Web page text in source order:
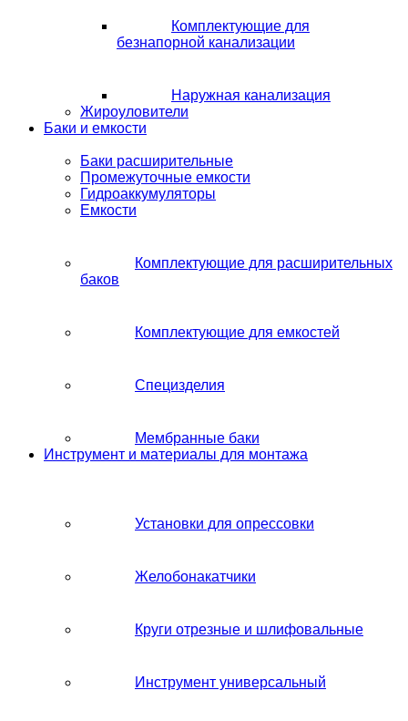
Комплектующие для
безнапорной канализации
Наружная канализация
Жироуловители
Баки и емкости
Баки расширительные
Промежуточные емкости
Гидроаккумуляторы
Емкости
Комплектующие для расширительных
баков
Комплектующие для емкостей
Специзделия
Мембранные баки
Инструмент и материалы для монтажа
Установки для опрессовки
Желобонакатчики
Круги отрезные и шлифовальные
Инструмент универсальный